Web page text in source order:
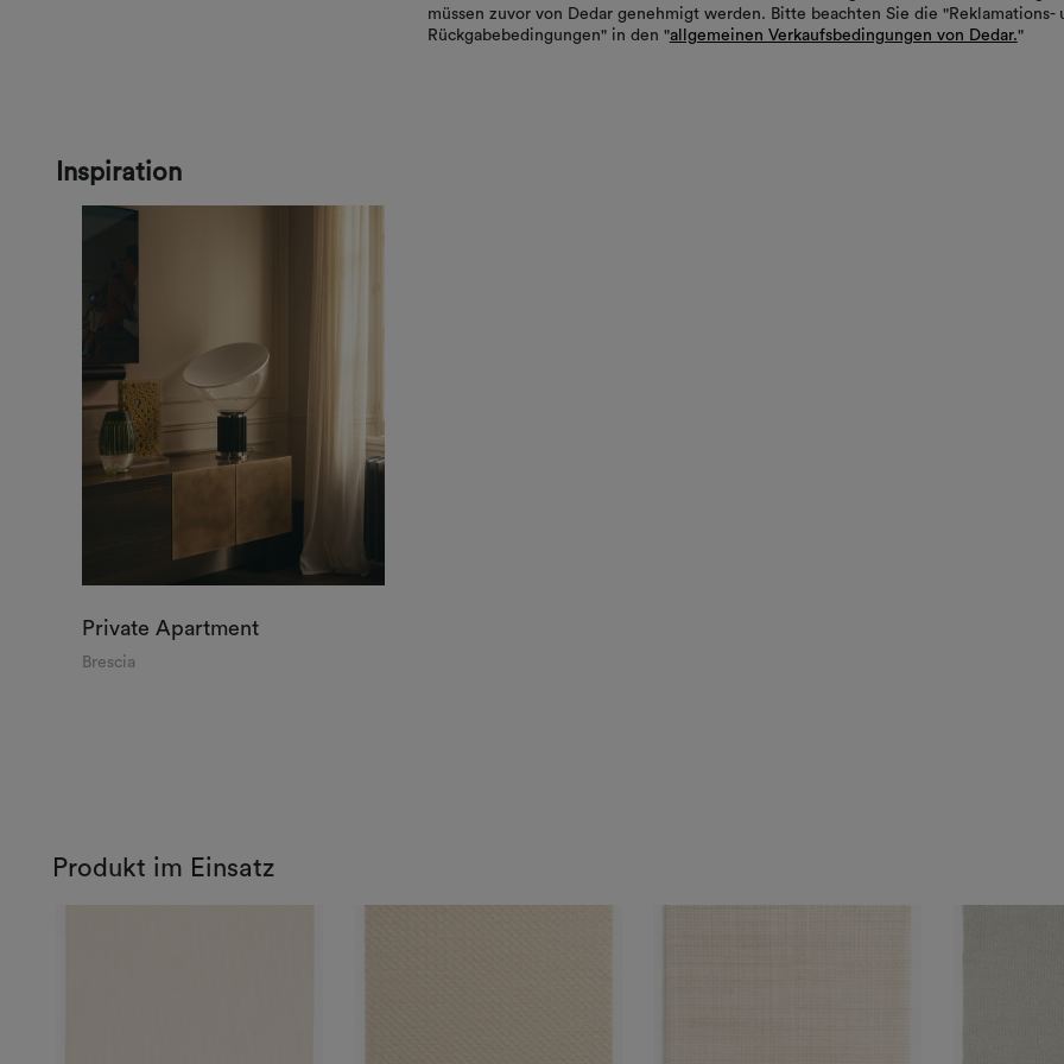
müssen zuvor von Dedar genehmigt werden. Bitte beachten Sie die "Reklamations-
Rückgabebedingungen" in den "allgemeinen Verkaufsbedingungen von Dedar."
Inspiration
Private Apartment
Brescia
Produkt im Einsatz